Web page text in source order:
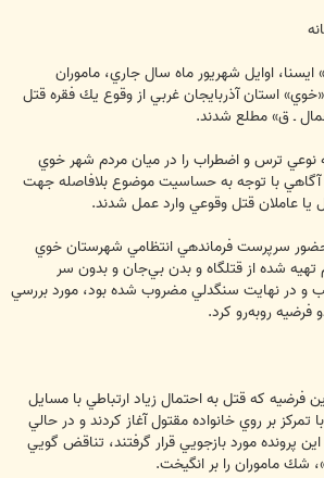
اوايل شهريور ماه سال جاري، ماموران
استان آذربايجان غربي از وقوع يك فقره قتل
ـ ق» مطلع شدند.
نوعي ترس و اضطراب را در ميان مردم شهر خوي
آگاهي با توجه به حساسيت موضوع بلافاصله جهت
عاملان قتل وقوعي وارد عمل شدند.
سرپرست فرماندهي انتظامي شهرستان خوي
تهيه شده از قتلگاه و بدن بي‌جان و بدون سر
و در نهايت سنگدلي مضروب شده بود، مورد بررسي
فرضيه روبه‌رو كرد.
فرضيه كه قتل به احتمال زياد ارتباطي با مسايل
تمركز بر روي خانواده مقتول آغاز كردند و در حالي
پرونده مورد بازجويي‌ قرار گرفتند، تناقض گويي
شك ماموران را بر انگيخت.